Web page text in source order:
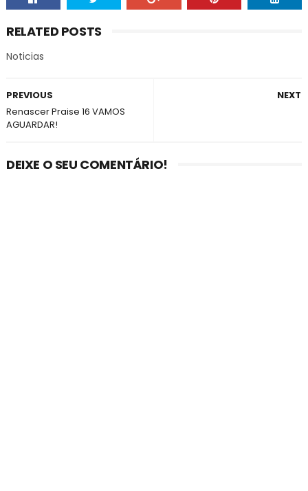
RELATED POSTS
Noticias
NEXT
PREVIOUS
Renascer Praise 16 VAMOS
AGUARDAR!
DEIXE O SEU COMENTÁRIO!